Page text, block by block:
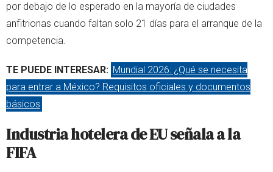
por debajo de lo esperado en la mayoría de ciudades
anfitrionas cuando faltan solo 21 días para el arranque de la
competencia.
TE PUEDE INTERESAR: Mundial 2026: ¿Qué se necesita
para entrar a México? Requisitos oficiales y documentos
básicos
Industria hotelera de EU señala a la
FIFA